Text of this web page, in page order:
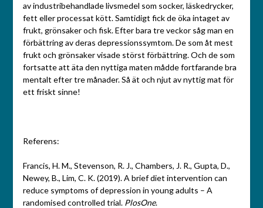
av industribehandlade livsmedel som socker, läskedrycker,
fett eller processat kött. Samtidigt fick de öka intaget av
frukt, grönsaker och fisk. Efter bara tre veckor såg man en
förbättring av deras depressionssymtom. De som åt mest
frukt och grönsaker visade störst förbättring. Och de som
fortsatte att äta den nyttiga maten mådde fortfarande bra
mentalt efter tre månader. Så ät och njut av nyttig mat för
ett friskt sinne!
Referens:
Francis, H. M., Stevenson, R. J., Chambers, J. R., Gupta, D.,
Newey, B., Lim, C. K. (2019). A brief diet intervention can
reduce symptoms of depression in young adults – A
randomised controlled trial. PlosOne.